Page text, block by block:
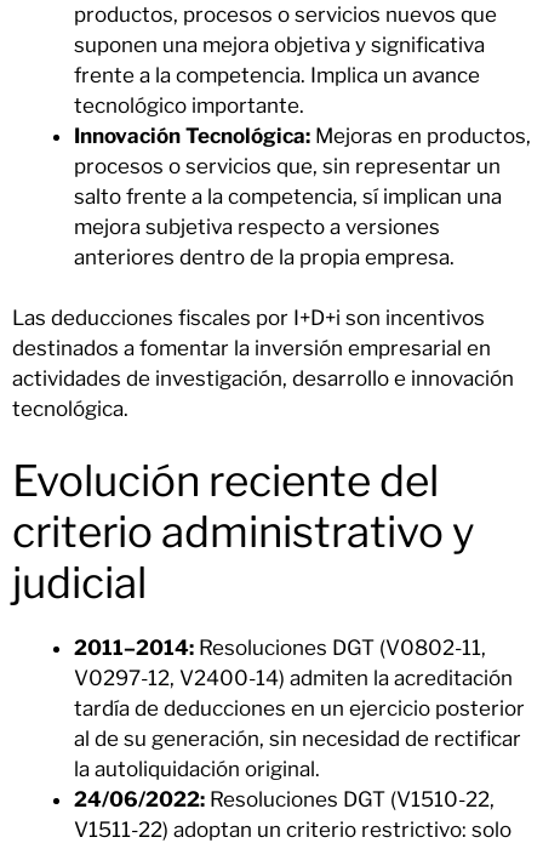
productos, procesos o servicios nuevos que
suponen una mejora objetiva y significativa
frente a la competencia. Implica un avance
tecnológico importante.
Innovación Tecnológica: Mejoras en productos,
procesos o servicios que, sin representar un
salto frente a la competencia, sí implican una
mejora subjetiva respecto a versiones
anteriores dentro de la propia empresa.
Las deducciones fiscales por I+D+i son incentivos
destinados a fomentar la inversión empresarial en
actividades de investigación, desarrollo e innovación
tecnológica.
Evolución reciente del
criterio administrativo y
judicial
2011–2014: Resoluciones DGT (V0802-11,
V0297-12, V2400-14) admiten la acreditación
tardía de deducciones en un ejercicio posterior
al de su generación, sin necesidad de rectificar
la autoliquidación original.
24/06/2022: Resoluciones DGT (V1510-22,
V1511-22) adoptan un criterio restrictivo: solo